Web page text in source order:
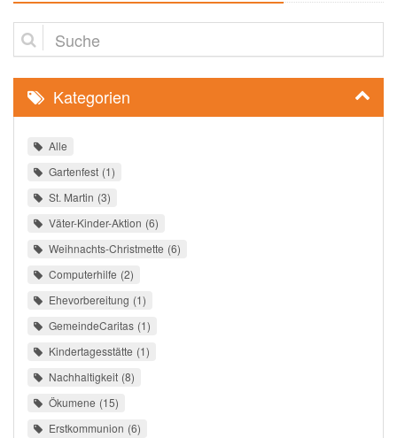
Suche
Kategorien
Alle
Gartenfest 1
St. Martin 3
Väter-Kinder-Aktion 6
Weihnachts-Christmette 6
Computerhilfe 2
Ehevorbereitung 1
GemeindeCaritas 1
Kindertagesstätte 1
Nachhaltigkeit 8
Ökumene 15
Erstkommunion 6